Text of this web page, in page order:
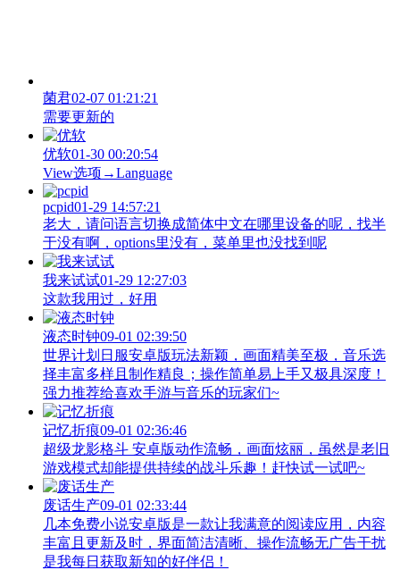
菌君02-07 01:21:21
需要更新的
优软01-30 00:20:54
View‌选项→Language
pcpid01-29 14:57:21
老大，请问语言切换成简体中文在哪里设备的呢，找半
于没有啊，options里没有，菜单里也没找到呢
我来试试01-29 12:27:03
这款我用过，好用
液态时钟09-01 02:39:50
世界计划日服安卓版玩法新颖，画面精美至极，音乐选
择丰富多样且制作精良；操作简单易上手又极具深度！
强力推荐给喜欢手游与音乐的玩家们~
记忆折痕09-01 02:36:46
超级龙影格斗 安卓版动作流畅，画面炫丽，虽然是老旧
游戏模式却能提供持续的战斗乐趣！赶快试一试吧~
废话生产09-01 02:33:44
几本免费小说安卓版是一款让我满意的阅读应用，内容
丰富且更新及时，界面简洁清晰、操作流畅无广告干扰
是我每日获取新知的好伴侣！